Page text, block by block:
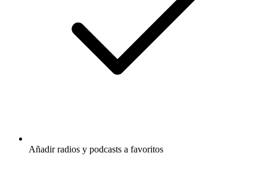
Añadir radios y podcasts a favoritos